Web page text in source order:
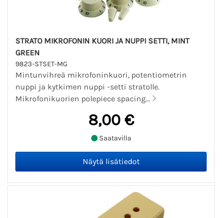
STRATO MIKROFONIN KUORI JA NUPPI SETTI, MINT
GREEN
9823-STSET-MG
Mintunvihreä mikrofoninkuori, potentiometrin
nuppi ja kytkimen nuppi -setti stratolle.
Mikrofonikuorien polepiece spacing...
8,00 €
Saatavilla